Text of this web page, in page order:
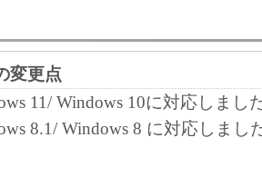
ついて知らされていた場合でも
ン、キヤノンのライセンサー、
ンの関連会社、それらの販売代
も、「本ソフトウェア」、また
用に起因または関連してお客様
変更点
11/ Windows 10に対応しまし
8.1/ Windows 8 に対応しまし